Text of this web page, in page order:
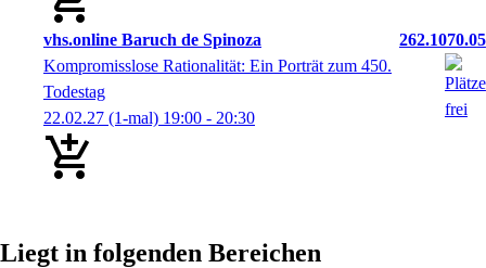
vhs.online Baruch de Spinoza
262.1070.05
Kompromisslose Rationalität: Ein Porträt zum 450.
Todestag
22.02.27 (1-mal) 19:00 - 20:30
Liegt in folgenden Bereichen